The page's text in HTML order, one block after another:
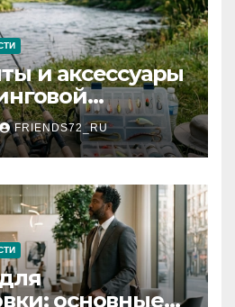
и аксессуары
и
FRIENDS72_RU
основные